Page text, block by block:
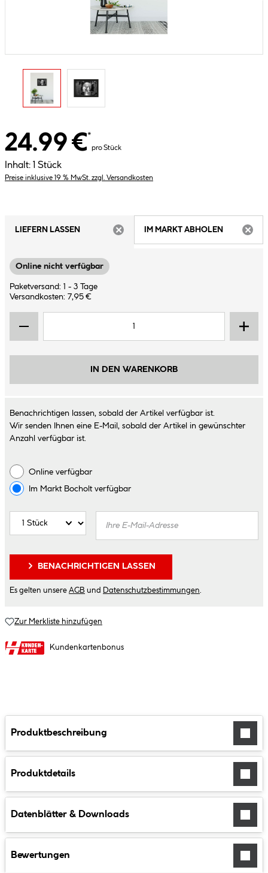
24.99 €*
pro Stück
Inhalt: 1 Stück
Preise inklusive 19 % MwSt. zzgl. Versandkosten
LIEFERN LASSEN
IM MARKT ABHOLEN
Online nicht verfügbar
Paketversand: 1 - 3 Tage
Versandkosten: 7,95 €
IN DEN WARENKORB
Benachrichtigen lassen, sobald der Artikel verfügbar ist.
Wir senden Ihnen eine E-Mail, sobald der Artikel in gewünschter
Anzahl verfügbar ist.
Online verfügbar
Im Markt Bocholtverfügbar
BENACHRICHTIGEN LASSEN
Es gelten unsere AGB und Datenschutzbestimmungen
Zur Merkliste hinzufügen
Kundenkartenbonus
Produktbeschreibung
Produktdetails
Datenblätter & Downloads
Bewertungen